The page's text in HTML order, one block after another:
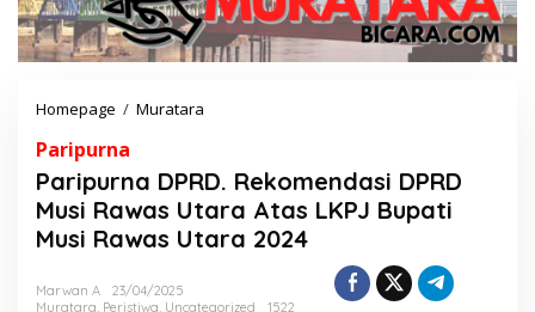
Homepage / Muratara
i
p
u
r
D
Paripurna
Paripurna DPRD. Rekomendasi DPRD
Musi Rawas Utara Atas LKPJ Bupati
Musi Rawas Utara 2024
Marwan A
23/04/2025
Muratara, Peristiwa, Uncategorized
1522